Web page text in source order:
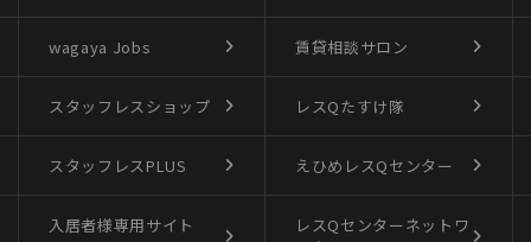
wagaya Jobs 賃貸相談サロン
スタッフレスショップ レスQたすけ隊
スタッフレスPLUS えひめレスQセンター
入居者様専用サイト
レスQセンターネットワ